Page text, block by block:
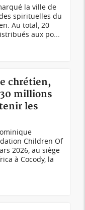
la ville de
spirituelles du
Au total, 20
aux po...
chrétien,
millions
les
Children Of
2026, au siège
à Cocody, la